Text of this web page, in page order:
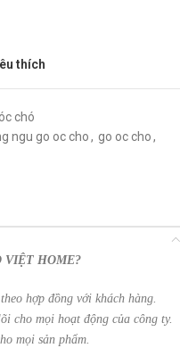
thích
chó
ngu go oc cho, go oc cho,
VIỆT HOME?
hợp đồng với khách hàng.
cho mọi hoạt động của công ty.
mọi sản phẩm.